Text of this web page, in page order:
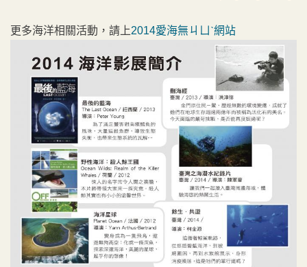
更多海洋相關活動，請上2014愛海無ㄐㄩˋ網站